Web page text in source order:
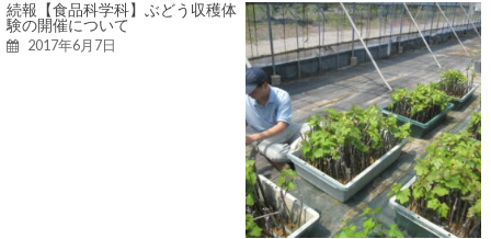
続報【食品科学科】ぶどう収穫体
験の開催について
2017年6月7日